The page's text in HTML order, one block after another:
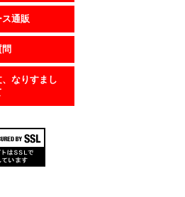
通販
問
なりすまし